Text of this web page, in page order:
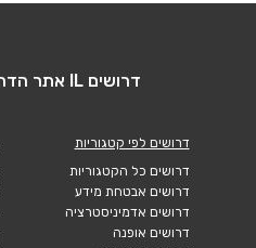
דרושים IL אתר הדרושים של ישראל
דרושים לפי קטגוריות
דרושים כל הקטגוריות
דרושים אבטחת מידע
דרושים אדמיניסטרציה
דרושים אופנה